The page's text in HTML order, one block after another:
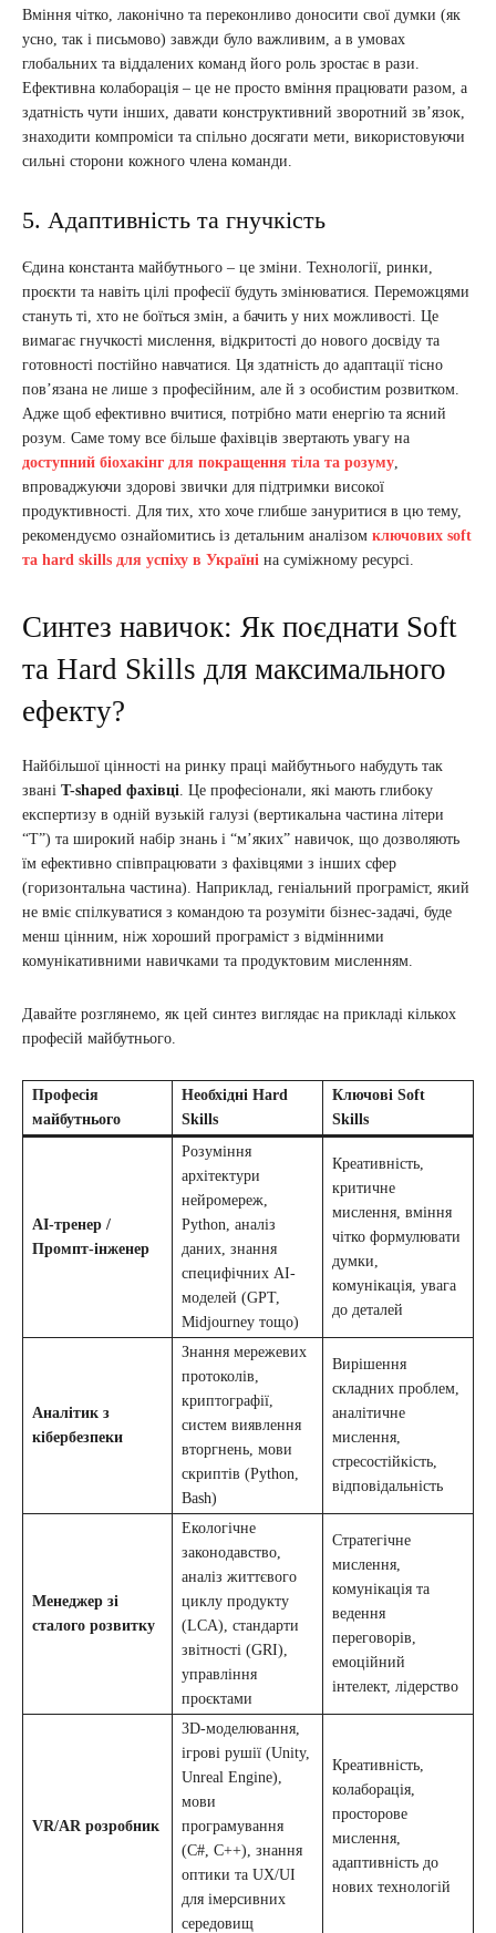
Вміння чітко, лаконічно та переконливо доносити свої думки (як
усно, так і письмово) завжди було важливим, а в умовах
глобальних та віддалених команд його роль зростає в рази.
Ефективна колаборація – це не просто вміння працювати разом, а
здатність чути інших, давати конструктивний зворотний зв’язок,
знаходити компроміси та спільно досягати мети, використовуючи
сильні сторони кожного члена команди.
5. Адаптивність та гнучкість
Єдина константа майбутнього – це зміни. Технології, ринки,
проєкти та навіть цілі професії будуть змінюватися. Переможцями
стануть ті, хто не боїться змін, а бачить у них можливості. Це
вимагає гнучкості мислення, відкритості до нового досвіду та
готовності постійно навчатися. Ця здатність до адаптації тісно
пов’язана не лише з професійним, але й з особистим розвитком.
Адже щоб ефективно вчитися, потрібно мати енергію та ясний
розум. Саме тому все більше фахівців звертають увагу на
доступний біохакінг для покращення тіла та розуму
впроваджуючи здорові звички для підтримки високої
продуктивності. Для тих, хто хоче глибше зануритися в цю тему,
рекомендуємо ознайомитись із детальним аналізом ключових soft
та hard skills для успіху в Україні на суміжному ресурсі.
Синтез навичок: Як поєднати Soft
та Hard Skills для максимального
ефекту?
Найбільшої цінності на ринку праці майбутнього набудуть так
звані T-shaped фахівці . Це професіонали, які мають глибоку
експертизу в одній вузькій галузі (вертикальна частина літери
“T”) та широкий набір знань і “м’яких” навичок, що дозволяють
їм ефективно співпрацювати з фахівцями з інших сфер
(горизонтальна частина). Наприклад, геніальний програміст, який
не вміє спілкуватися з командою та розуміти бізнес-задачі, буде
менш цінним, ніж хороший програміст з відмінними
комунікативними навичками та продуктовим мисленням.
Давайте розглянемо, як цей синтез виглядає на прикладі кількох
професій майбутнього.
Професія
майбутнього
Необхідні Hard
Skills
Ключові Soft
Skills
AI-тренер /
Промпт-інженер
Розуміння
архітектури
нейромереж,
Python, аналіз
даних, знання
специфічних AI-
моделей (GPT,
Midjourney тощо)
Креативність,
критичне
мислення, вміння
чітко формулювати
думки,
комунікація, увага
до деталей
Аналітик з
кібербезпеки
Знання мережевих
протоколів,
криптографії,
систем виявлення
вторгнень, мови
скриптів (Python,
Bash)
Вирішення
складних проблем,
аналітичне
мислення,
стресостійкість,
відповідальність
Менеджер зі
сталого розвитку
Екологічне
законодавство,
аналіз життєвого
циклу продукту
(LCA), стандарти
звітності (GRI),
управління
проєктами
Стратегічне
мислення,
комунікація та
ведення
переговорів,
емоційний
інтелект, лідерство
VR/AR розробник
3D-моделювання,
ігрові рушії (Unity,
Unreal Engine),
мови
програмування
(C#, C++), знання
оптики та UX/UI
для імерсивних
середовищ
Креативність,
колаборація,
просторове
мислення,
адаптивність до
нових технологій